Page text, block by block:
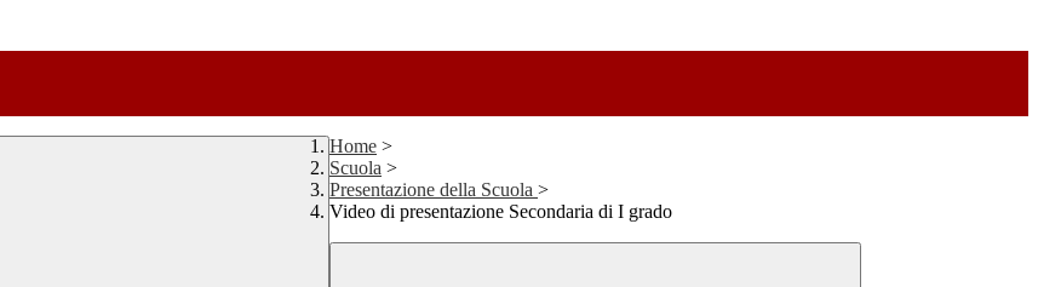
Home >
Scuola >
Presentazione della Scuola >
Video di presentazione Secondaria di I grado